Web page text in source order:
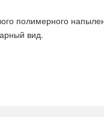
полимерного
вид.